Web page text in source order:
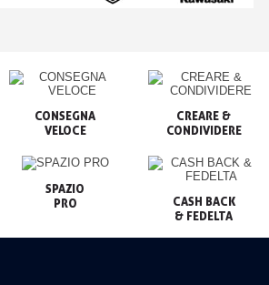
CONSEGNA
VELOCE
CREARE &
CONDIVIDERE
SPAZIO
PRO
CASH BACK
& FEDELTA